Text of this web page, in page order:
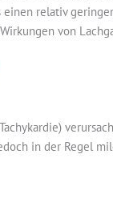
relativ
von
in der Regel